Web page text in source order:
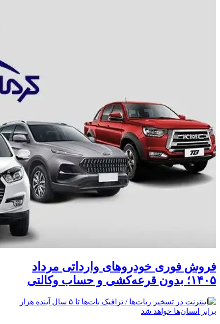
فروش فوری خودروهای وارداتی مرداد
۱۴۰۵؛ بدون قرعه‌کشی و حساب وکالتی